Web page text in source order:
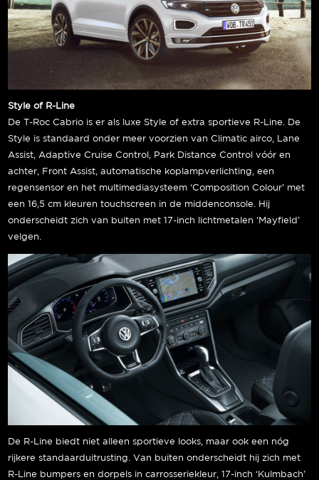
Style of R-Line
De T-Roc Cabrio is er als luxe Style of extra sportieve R-Line. De
Style is standaard onder meer voorzien van Climatic airco, Lane
Assist, Adaptive Cruise Control, Park Distance Control vóór en
achter, Front Assist, automatische koplampverlichting, een
regensensor en het multimediasysteem ‘Composition Colour’ met
een 16,5 cm kleuren touchscreen in de middenconsole. Hij
onderscheidt zich van buiten met 17-inch lichtmetalen ‘Mayfield’
velgen.
De R-Line biedt niet alleen sportieve looks, maar ook een nóg
rijkere standaarduitrusting. Van buiten onderscheidt hij zich met
R-Line bumpers en dorpels in carrosseriekleur, 17-inch ‘Kulmbach’